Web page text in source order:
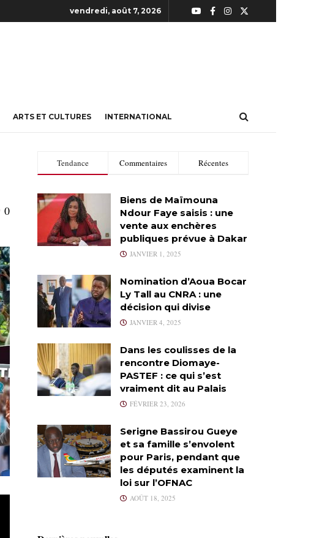
vendredi, août 7, 2026
ARTS ET CULTURES INTERNATIONAL
0
Tendance Commentaires Récentes
Biens de Maïmouna
Ndour Faye saisis : une
vente aux enchères
publiques prévue à Dakar
JANVIER 1, 2025
Nomination d’Aoua Bocar
Ly Tall au CNRA : une
décision qui divise
JANVIER 4, 2025
Dans les coulisses de la
rencontre Diomaye-
PASTEF : ce qui s’est
vraiment dit au Palais
FÉVRIER 23, 2026
Serigne Bassirou Gueye
et sa famille s’envolent
pour Paris, pendant que
les députés examinent la
loi sur l’OFNAC
AOÛT 18, 2025